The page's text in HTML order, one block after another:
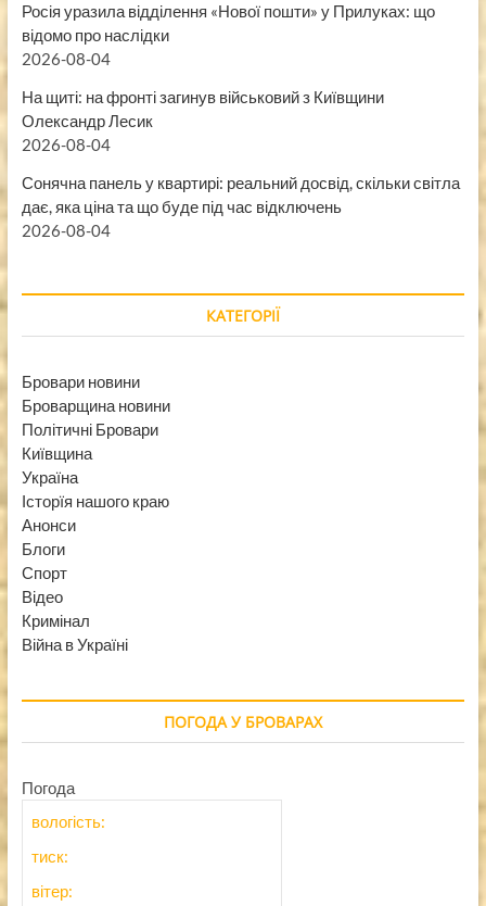
Росія уразила відділення «Нової пошти» у Прилуках: що
відомо про наслідки
2026-08-04
На щиті: на фронті загинув військовий з Київщини
Олександр Лесик
2026-08-04
Сонячна панель у квартирі: реальний досвід, скільки світла
дає, яка ціна та що буде під час відключень
2026-08-04
КАТЕГОРІЇ
Бровари новини
Броварщина новини
Політичні Бровари
Київщина
Україна
Історїя нашого краю
Анонси
Блоги
Спорт
Відео
Кримінал
Війна в Україні
ПОГОДА У БРОВАРАХ
Погода
вологість:
тиск:
вітер: